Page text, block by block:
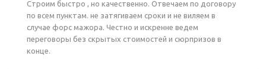
Строим быстро , но качественно. Отвечаем по договору
по всем пунктам. не затягиваем сроки и не виляем в
случае форс мажора. Честно и искренне ведем
переговоры без скрытых стоимостей и сюрпризов в
конце.